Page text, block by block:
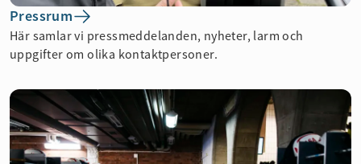
Pressrum
Här samlar vi pressmeddelanden, nyheter, larm och
uppgifter om olika kontaktpersoner.